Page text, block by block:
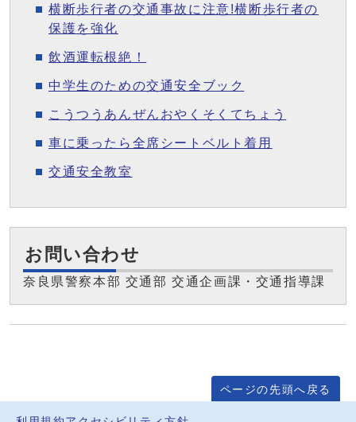
横断歩行者の交通事故に注意!横断歩行者の
保護を強化
飲酒運転根絶！
中学生のための交通安全ブック
こうつうあんぜんおやくそくてちょう
車に乗ったら全席シートベルト着用
交通安全教室
お問い合わせ
奈良県警察本部 交通部 交通企画課・交通指導課
ページの先頭へ戻る